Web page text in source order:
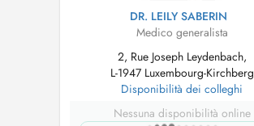
DR. LEILY SABERIN
Medico generalista
2, Rue Joseph Leydenbach,
L-1947 Luxembourg-Kirchberg
Disponibilità dei colleghi
Nessuna disponibilità online